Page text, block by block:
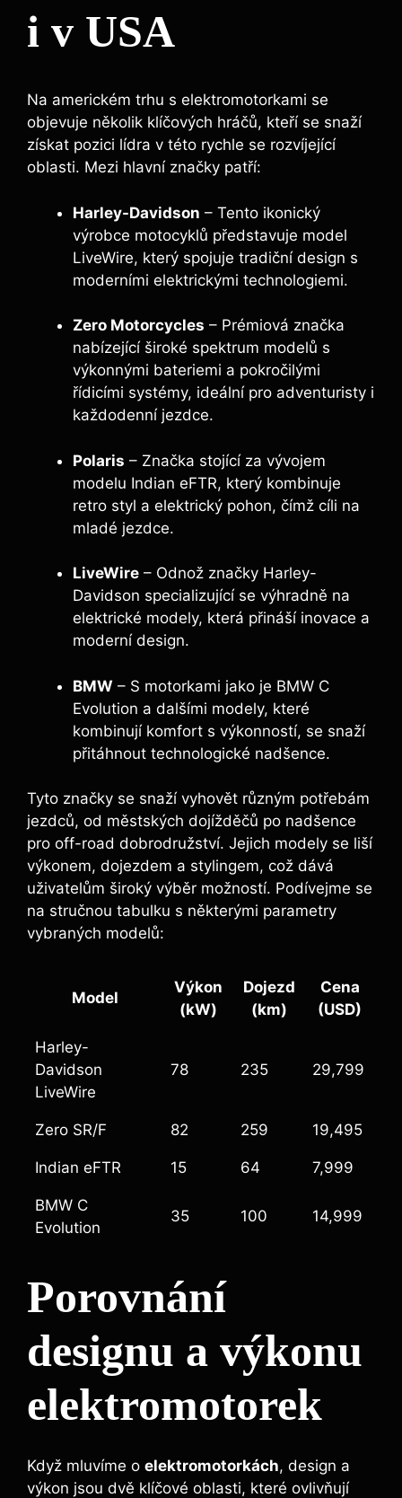
i v USA
Na americkém trhu s elektromotorkami se
objevuje několik klíčových hráčů, kteří se snaží
získat pozici lídra v této rychle se rozvíjející
oblasti. Mezi hlavní značky patří:
Harley-Davidson – Tento ikonický
výrobce motocyklů představuje model
LiveWire, který spojuje tradiční design s
moderními elektrickými technologiemi.
Zero Motorcycles – Prémiová značka
nabízející široké spektrum modelů s
výkonnými bateriemi a pokročilými
řídicími systémy, ideální pro adventuristy i
každodenní jezdce.
Polaris – Značka stojící za vývojem
modelu Indian eFTR, který kombinuje
retro styl a elektrický pohon, čímž cíli na
mladé jezdce.
LiveWire – Odnož značky Harley-
Davidson specializující se výhradně na
elektrické modely, která přináší inovace a
moderní design.
BMW – S motorkami jako je BMW C
Evolution a dalšími modely, které
kombinují komfort s výkonností, se snaží
přitáhnout technologické nadšence.
Tyto značky se snaží vyhovět různým potřebám
jezdců, od městských dojížděčů po nadšence
pro off-road dobrodružství. Jejich modely se liší
výkonem, dojezdem a stylingem, což dává
uživatelům široký výběr možností. Podívejme se
na stručnou tabulku s některými parametry
vybraných modelů:
Model
Výkon
(kW)
Dojezd
(km)
Cena
(USD)
Harley-
Davidson
LiveWire
78 235 29,799
Zero SR/F 82 259 19,495
Indian eFTR 15 64 7,999
BMW C
Evolution
35 100 14,999
Porovnání
designu a výkonu
elektromotorek
Když mluvíme o elektromotorkách, design a
výkon jsou dvě klíčové oblasti, které ovlivňují